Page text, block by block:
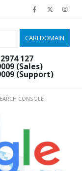
127
(Sales)
(Support)
CONSOLE